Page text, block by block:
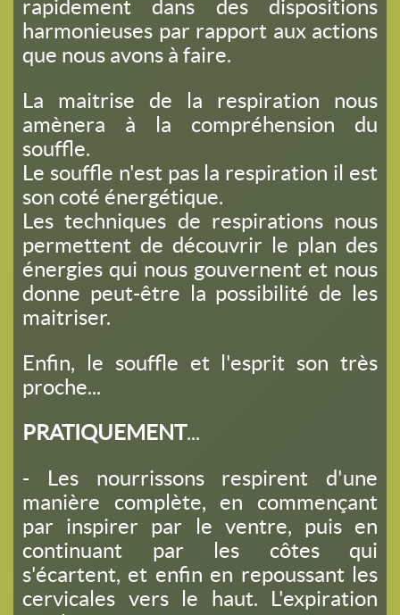
rapidement dans des dispositions
harmonieuses par rapport aux actions
que nous avons à faire.
La maitrise de la respiration nous
amènera à la compréhension du
souffle.
Le souffle n'est pas la respiration il est
son coté énergétique.
Les techniques de respirations nous
permettent de découvrir le plan des
énergies qui nous gouvernent et nous
donne peut-être la possibilité de les
maitriser.
Enfin, le souffle et l'esprit son très
proche...
PRATIQUEMENT...
- Les nourrissons respirent d'une
manière complète, en commençant
par inspirer par le ventre, puis en
continuant par les côtes qui
s'écartent, et enfin en repoussant les
cervicales vers le haut. L'expiration